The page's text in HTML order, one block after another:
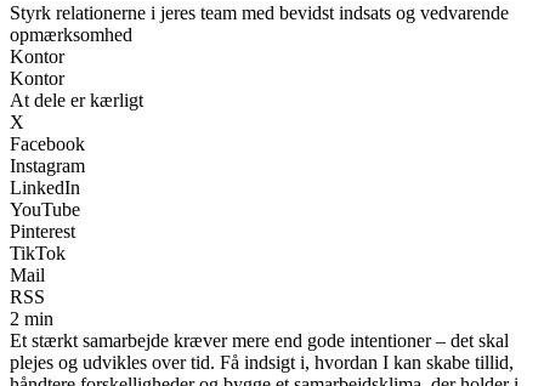
Styrk relationerne i jeres team med bevidst indsats og vedvarende
opmærksomhed
Kontor
Kontor
At dele er kærligt
X
Facebook
Instagram
LinkedIn
YouTube
Pinterest
TikTok
Mail
RSS
2 min
Et stærkt samarbejde kræver mere end gode intentioner – det skal
plejes og udvikles over tid. Få indsigt i, hvordan I kan skabe tillid,